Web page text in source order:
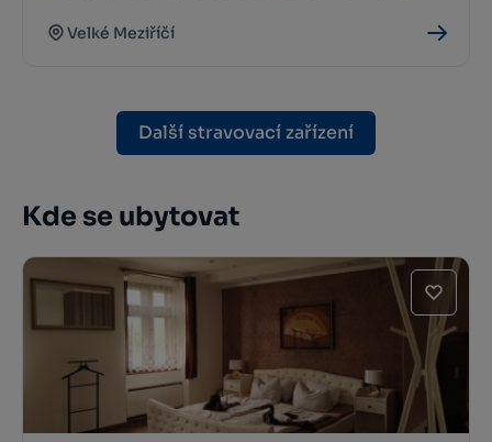
Velké Meziříčí
Další stravovací zařízení
Kde se ubytovat